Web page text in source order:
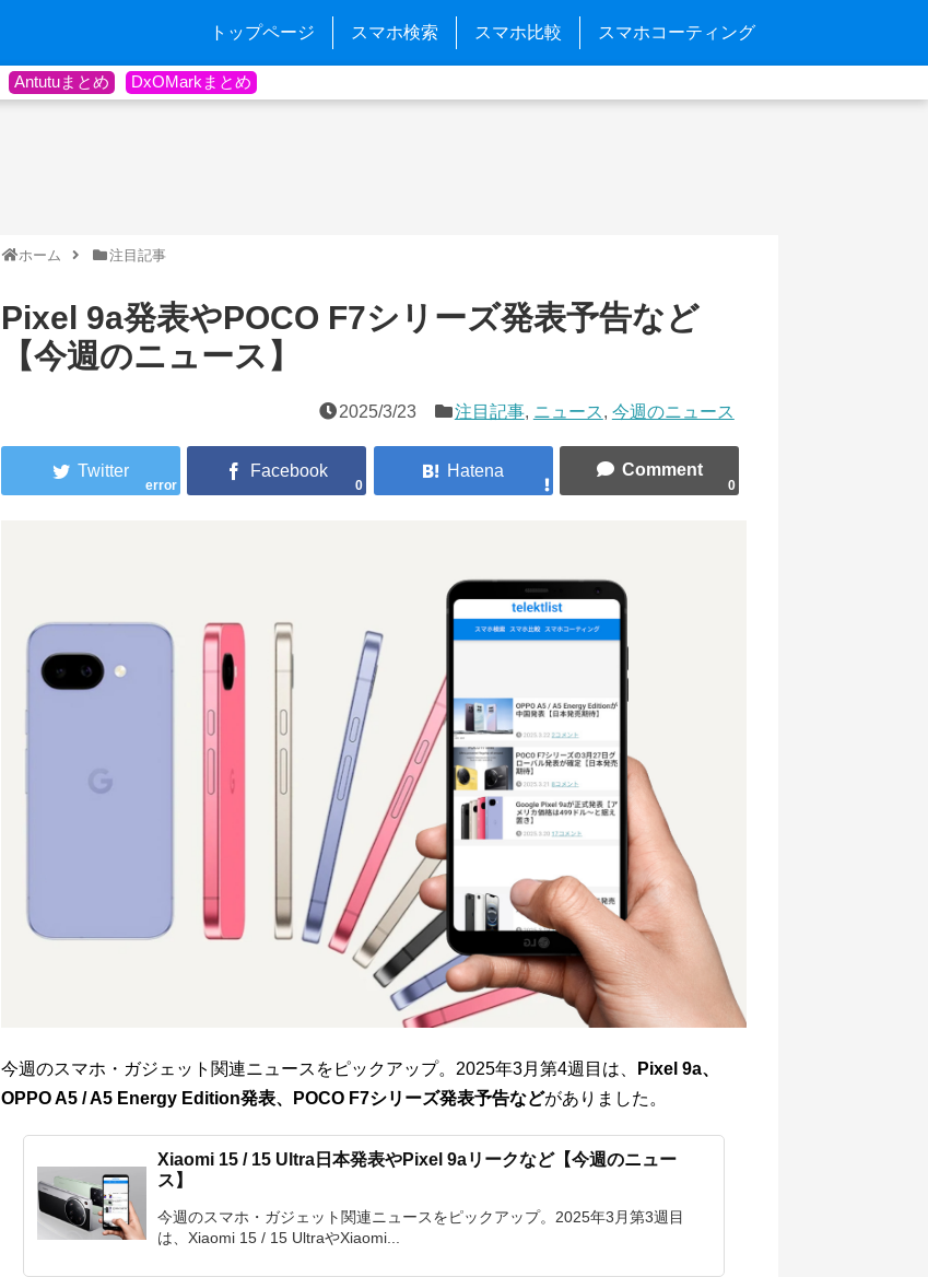
トップページ スマホ検索 スマホ比較 スマホコーティング
Antutuまとめ DxOMarkまとめ
ホーム 注目記事
Pixel 9a発表やPOCO F7シリーズ発表予告など
【今週のニュース】
2025/3/23 注目記事, ニュース, 今週のニュース
error 0 0
今週のスマホ・ガジェット関連ニュースをピックアップ。2025年3月第4週目は、
Pixel 9a、
OPPO A5 / A5 Energy Edition発表、POCO F7シリーズ発表予告などがありました。
Xiaomi 15 / 15 Ultra日本発表やPixel 9aリークなど【今週のニュー
ス】
今週のスマホ・ガジェット関連ニュースをピックアップ。2025年3月第3週目
は、Xiaomi 15 / 15 UltraやXiaomi...